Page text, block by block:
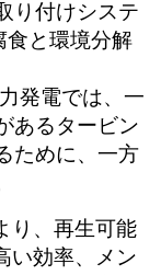
り付けシステ
食と環境分解
発電では、一
あるタービン
ために、一方
り、再生可能
い効率、メン